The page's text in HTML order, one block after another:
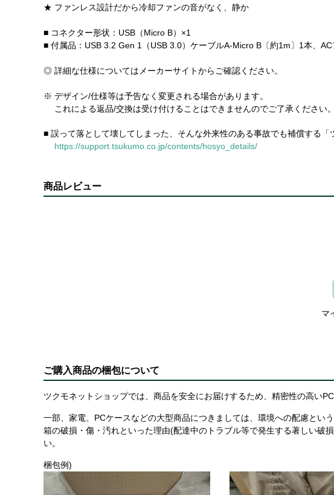
★ ファンレス設計だから冷却ファンの音がなく、静か
■ コネクター形状：USB（Micro B）×1
■ 付属品：USB 3.2 Gen 1（USB 3.0）ケーブルA-Micro B〔約1m〕1本、AC
◎ 詳細な仕様についてはメーカーサイトからご確認ください。
※ デザイン/仕様等は予告なく変更される場合があります。
これによる返品/交換は受け付けることはできませんのでご了承ください。
■ 誤って落として壊してしまった、そんな外来性のある事故でも補償する
https://support.tsukumo.co.jp/contents/hosyo_details/
商品レビュー
マ
ご購入商品の梱包について
ツクモネットショップでは、商品を安全にお届けするため、精密性の高い
一部、家電、PCケースなどの大型商品につきましては、環境への配慮と
箱の破損・傷・汚れといった理由(配達中のトラブル等で発生する著しい破
い。
梱包例)